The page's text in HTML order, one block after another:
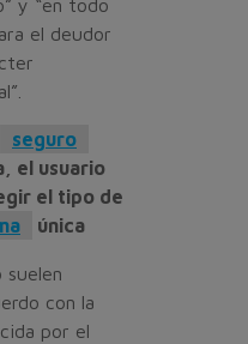
y “en todo
el deudor
seguro
el usuario
el tipo de
única
suelen
con la
por el